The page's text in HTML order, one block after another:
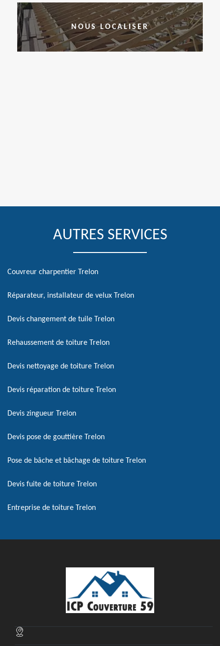
NOUS LOCALISER
AUTRES SERVICES
Couvreur charpentier Trelon
Réparateur, installateur de velux Trelon
Devis changement de tuile Trelon
Rehaussement de toiture Trelon
Devis nettoyage de toiture Trelon
Devis réparation de toiture Trelon
Devis zingueur Trelon
Devis pose de gouttière Trelon
Pose de bâche et bâchage de toiture Trelon
Devis fuite de toiture Trelon
Entreprise de toiture Trelon